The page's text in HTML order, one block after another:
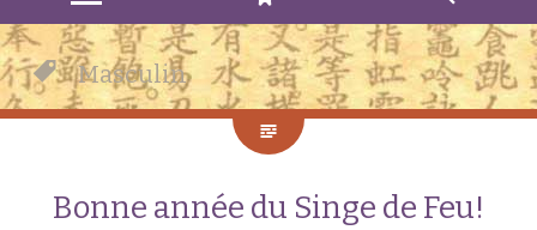
Masculin
Bonne année du Singe de Feu!